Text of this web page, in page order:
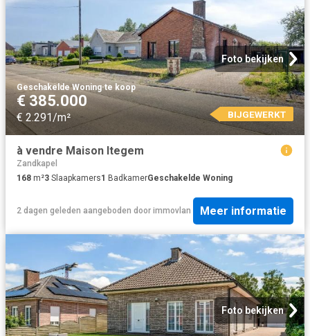
Foto bekijken
Geschakelde Woning·te koop
€ 385.000
€ 2.291/m² BIJGEWERKT
à vendre Maison Itegem
Zandkapel
168 m²3 Slaapkamers1 BadkamerGeschakelde Woning
2 dagen geleden aangeboden door immovlan Meer informatie
Foto bekijken